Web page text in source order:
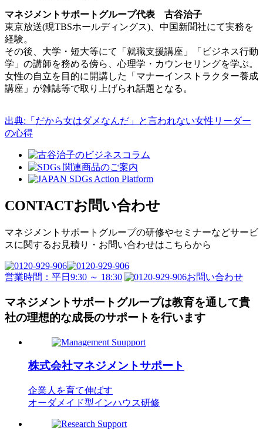
マネジメントサポートグループ代表 古谷治子
東京放送(現TBSホールディングス)、中国新聞社にて実務を
経験。
その後、大学・短大等にて「就職支援講座」「ビジネス行動
学」の講師を務める傍ら、心理学・カウンセリングを学ぶ。
女性の自立を目的に開講した「マナーインストラクター養成
講座」が雑誌等で取り上げられ話題となる。
出典:「だから女はダメなんだ」と言われない女性リーダー
の心得
CONTACTお問い合わせ
マネジメントサポートグループの研修やセミナーなどサービ
スに関するお見積り・ お問い合わせはこちらから
営業時間：平日9:30 ～ 18:30 お問い合わせ
マネジメントサポートグループは教育を通して貴
社の理想的な成長のサポートを行います
株式会社マネジメントサポート
企業人を育て伸ばす
オーダメイド型インハウス研修